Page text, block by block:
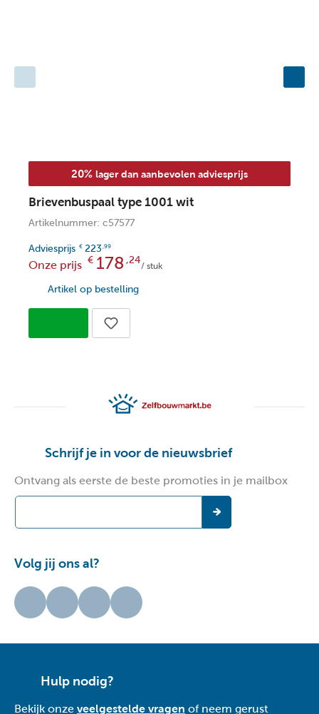
20% lager dan aanbevolen adviesprijs
Brievenbuspaal type 1001 wit
Artikelnummer: c57577
Adviesprijs € 223 ,99
Onze prijs € 178 ,24
/ stuk
Artikel op bestelling
Schrijf je in voor de nieuwsbrief
Ontvang als eerste de beste promoties in je mailbox
Volg jij ons al?
Hulp nodig?
Bekijk onze veelgestelde vragen of neem gerust